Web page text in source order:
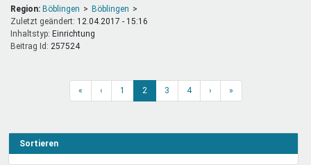
Region: Böblingen
Böblingen
Zuletzt geändert: 12.04.2017 - 15:16
Inhaltstyp:
einrichtung
Beitrag Id: 257524
« ‹ 1 2 3 4 › »
Sortieren